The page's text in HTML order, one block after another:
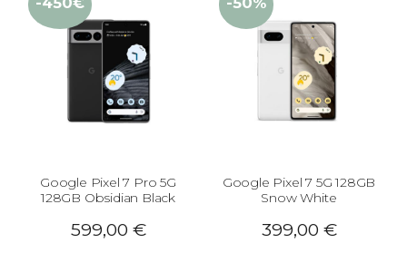
Google Pixel 7 Pro 5G
128GB Obsidian Black
599,00 €
Google Pixel 7 5G 128GB
Snow White
399,00 €